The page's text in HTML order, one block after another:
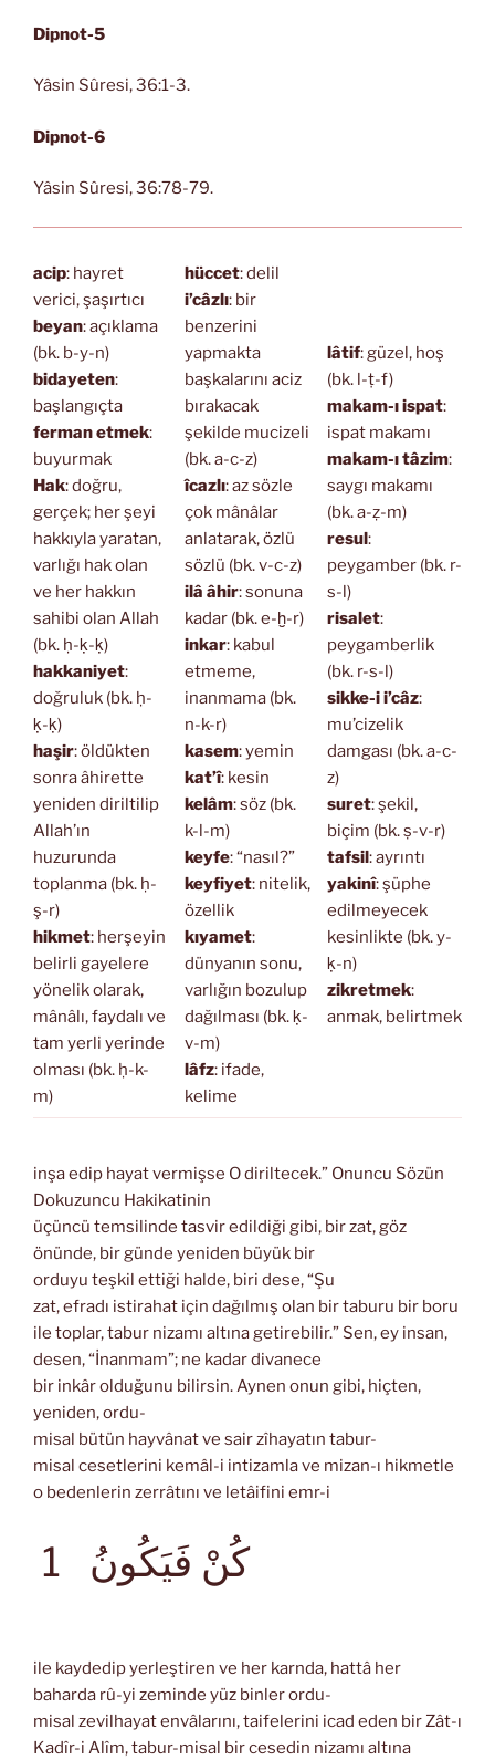
Dipnot-5
Yâsin Sûresi, 36:1-3.
Dipnot-6
Yâsin Sûresi, 36:78-79.
acip: hayret
verici, şaşırtıcı
beyan: açıklama
(bk. b-y-n)
bidayeten:
başlangıçta
ferman etmek:
buyurmak
Hak: doğru,
gerçek; her şeyi
hakkıyla yaratan,
varlığı hak olan
ve her hakkın
sahibi olan Allah
(bk. ḥ-ḳ-ḳ)
hakkaniyet:
doğruluk (bk. ḥ-
ḳ-ḳ)
haşir: öldükten
sonra âhirette
yeniden diriltilip
Allah’ın
huzurunda
toplanma (bk. ḥ-
ş-r)
hikmet: herşeyin
belirli gayelere
yönelik olarak,
mânâlı, faydalı ve
tam yerli yerinde
olması (bk. ḥ-k-
m)
hüccet: delil
i’câzlı: bir
benzerini
yapmakta
başkalarını aciz
bırakacak
şekilde mucizeli
(bk. a-c-z)
îcazlı: az sözle
çok mânâlar
anlatarak, özlü
sözlü (bk. v-c-z)
ilâ âhir: sonuna
kadar (bk. e-ḫ-r)
inkar: kabul
etmeme,
inanmama (bk.
n-k-r)
kasem: yemin
kat’î: kesin
kelâm: söz (bk.
k-l-m)
keyfe: “nasıl?”
keyfiyet: nitelik,
özellik
kıyamet:
dünyanın sonu,
varlığın bozulup
dağılması (bk. ḳ-
v-m)
lâfz: ifade,
kelime
lâtif: güzel, hoş
(bk. l-ṭ-f)
makam-ı ispat:
ispat makamı
makam-ı tâzim:
saygı makamı
(bk. a-ẓ-m)
resul :
peygamber (bk. r-
s-l)
risalet:
peygamberlik
(bk. r-s-l)
sikke-i i’câz:
mu’cizelik
damgası (bk. a-c-
z)
suret: şekil,
biçim (bk. ṣ-v-r)
tafsil : ayrıntı
yakinî: şüphe
edilmeyecek
kesinlikte (bk. y-
ḳ-n)
zikretmek:
anmak, belirtmek
inşa edip hayat vermişse O diriltecek.” Onuncu Sözün
Dokuzuncu Hakikatinin
üçüncü temsilinde tasvir edildiği gibi, bir zat, göz
önünde, bir günde yeniden büyük bir
orduyu teşkil ettiği halde, biri dese, “Şu
zat, efradı istirahat için dağılmış olan bir taburu bir boru
ile toplar, tabur nizamı altına getirebilir.” Sen, ey insan,
desen, “İnanmam”; ne kadar divanece
bir inkâr olduğunu bilirsin. Aynen onun gibi, hiçten,
yeniden, ordu-
misal bütün hayvânat ve sair zîhayatın tabur-
misal cesetlerini kemâl-i intizamla ve mizan-ı hikmetle
o bedenlerin zerrâtını ve letâifini emr-i
كُنْ فَيَكُونُ1
ile kaydedip yerleştiren ve her karnda, hattâ her
baharda rû-yi zeminde yüz binler ordu-
misal zevilhayat envâlarını, taifelerini icad eden bir Zât-ı
Kadîr-i Alîm, tabur-misal bir cesedin nizamı altına